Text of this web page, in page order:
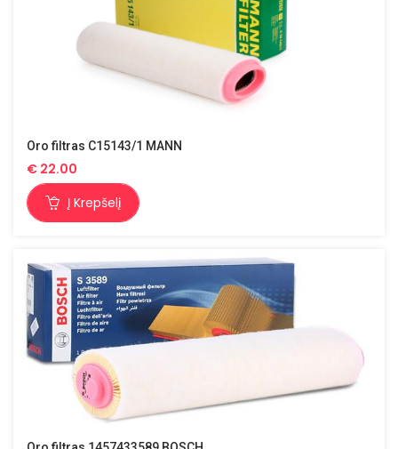
Oro filtras C15143/1 MANN
€ 22.00
Į Krepšelį